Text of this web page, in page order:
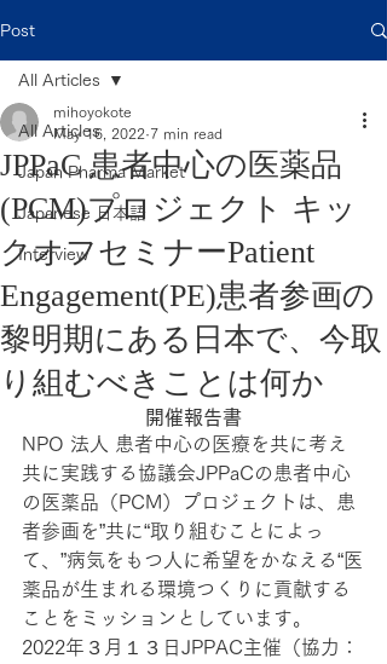
Post
All Articles
Japan Pharma Market
Japanese 日本語
Interview
All Articles
JPPaC 患者中心の医薬品
(PCM)プロジェクト キッ
クオフセミナーPatient
Engagement(PE)患者参画の
黎明期にある日本で、今取
り組むべきことは何か
mihoyokote
May 16, 2022 7 min read
開催報告書
NPO 法人 患者中心の医療を共に考え
共に実践する協議会JPPaCの患者中心
の医薬品（PCM）プロジェクトは、患
者参画を”共に“取り組むことによっ
て、”病気をもつ人に希望をかなえる“医
薬品が生まれる環境つくりに貢献する
ことをミッションとしています。
2022年３月１３日JPPAC主催（協力：